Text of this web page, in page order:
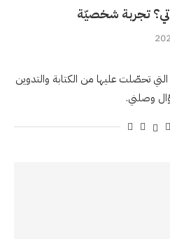
تجربة شخصيّة
تحصّلت عليها من الكتابة والتدوين
وصلني.